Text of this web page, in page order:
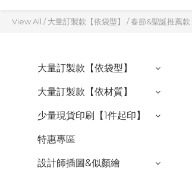
View All /大量訂製款【依袋型】 /春節&聖誕推薦款
大量訂製款【依袋型】
大量訂製款【依材質】
少量現貨印刷【1件起印】
特惠專區
設計師插圖&似顏繪